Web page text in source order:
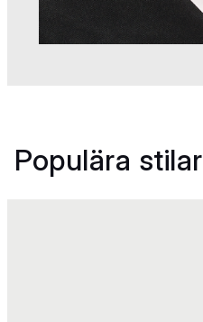
Populära stilar